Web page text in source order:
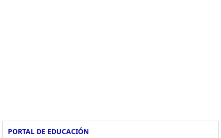
PORTAL DE EDUCACIÓN